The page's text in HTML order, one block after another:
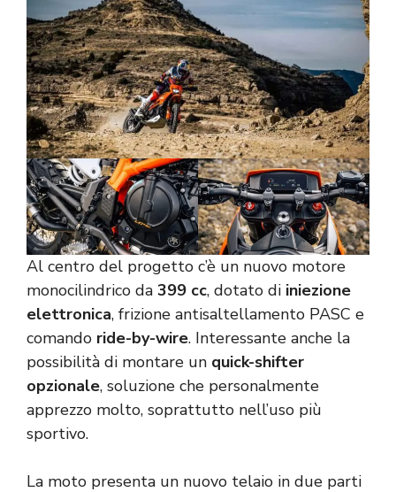
Al centro del progetto c’è un nuovo motore
monocilindrico da 399 cc, dotato di iniezione
elettronica, frizione antisaltellamento PASC e
comando ride-by-wire. Interessante anche la
possibilità di montare un quick-shifter
opzionale, soluzione che personalmente
apprezzo molto, soprattutto nell’uso più
sportivo.
La moto presenta un nuovo telaio in due parti